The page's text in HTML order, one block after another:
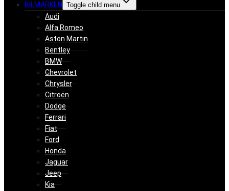
BILMÄRKEN Toggle child menu
Audi
Alfa Romeo
Aston Martin
Bentley
BMW
Chevrolet
Chrysler
Citroën
Dodge
Ferrari
Fiat
Ford
Honda
Jaguar
Jeep
Kia